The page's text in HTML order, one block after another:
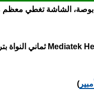
الهاتف يأتي بشاشة كبيرة الحجم مقاس 6.51
)